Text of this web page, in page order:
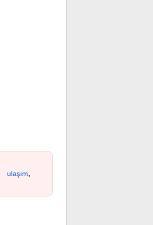
ulaşım,